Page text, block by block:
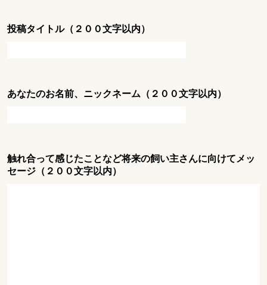
投稿タイトル（２００文字以内）
あなたのお名前、ニックネーム（２００文字以内）
触れ合って感じたことなど将来の飼い主さんに向けてメッ
セージ（２００文字以内）